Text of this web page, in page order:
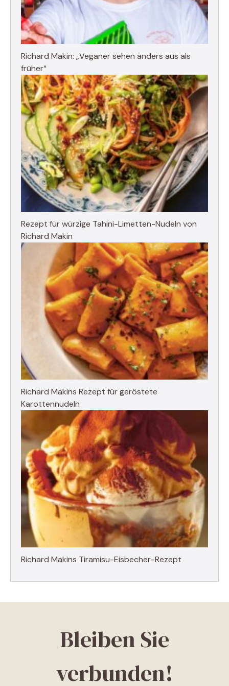
Richard Makin: „Veganer sehen anders aus als
früher“
Rezept für würzige Tahini-Limetten-Nudeln von
Richard Makin
Richard Makins Rezept für geröstete
Karottennudeln
Richard Makins Tiramisu-Eisbecher-Rezept
Bleiben Sie
verbunden!